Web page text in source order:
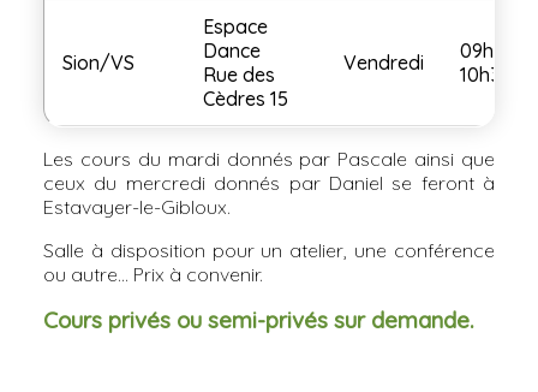
Sion/VS
Espace
Dance
Rue des
Cèdres 15
Vendredi
09h00-
10h30
Les cours du mardi donnés par Pascale ainsi que
ceux du mercredi donnés par Daniel se feront à
Estavayer-le-Gibloux.
Salle à disposition pour un atelier, une conférence
ou autre… Prix à convenir.
Cours privés ou semi-privés sur demande.